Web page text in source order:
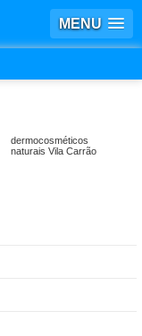
MENU
dermocosméticos
naturais Vila Carrão